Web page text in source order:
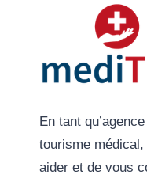
En tant
tourisme
aider et de vous